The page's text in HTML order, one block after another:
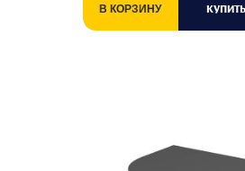
В КОРЗИНУ